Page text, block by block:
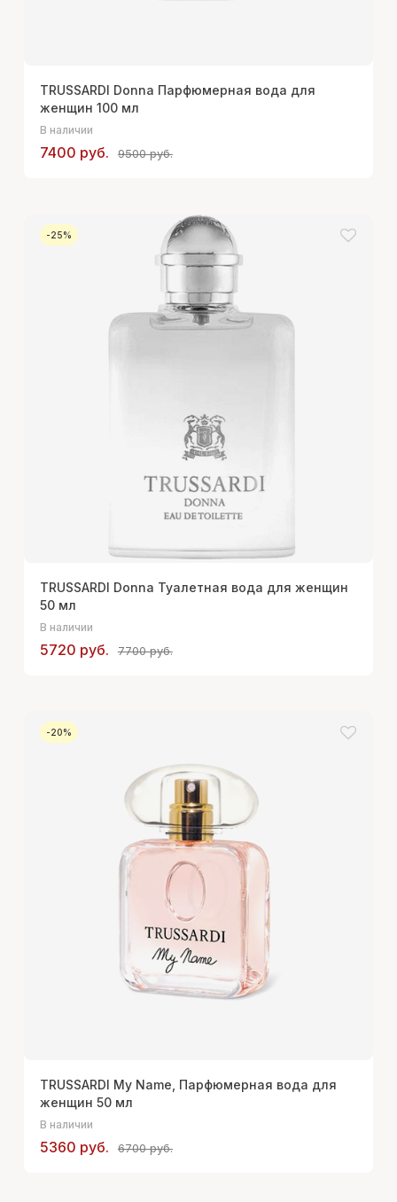
TRUSSARDI Donna Парфюмерная вода для
женщин 100 мл
В наличии
7400 руб. 9500 руб.
-25%
TRUSSARDI Donna Туалетная вода для женщин
50 мл
В наличии
5720 руб. 7700 руб.
-20%
TRUSSARDI My Name, Парфюмерная вода для
женщин 50 мл
В наличии
5360 руб. 6700 руб.